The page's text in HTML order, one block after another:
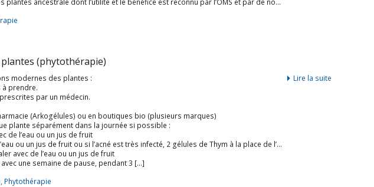
La phytothérapie est une thérapie par les plantes ancestrale dont l’utilité et le bénéfice est reconnu par l’OMS et par de nombreux gouvernements. Ainsi 80% de la population mondiale se soigne grâce aux plantes selon l’OMS. Selon l’OMS, cette phytothérapie est considérée comme une médecine traditionnelle et encore massivement employée dans certains pays dont les pays en voie de développement. […]
(phytothérapie)
modernes des plantes :
à prendre.
par un médecin.
(Arkogélules) ou en boutiques bio (plusieurs marques)
plante séparément dans la journée si possible :
de l’eau ou un jus de fruit
ou un jus de fruit ou si l’acné est très infecté, 2 gélules de Thym à la place de l’Ortie
avec de l’eau ou un jus de fruit
une semaine de pause, pendant 3 […]
Lire la suite
, Phytothérapie
60